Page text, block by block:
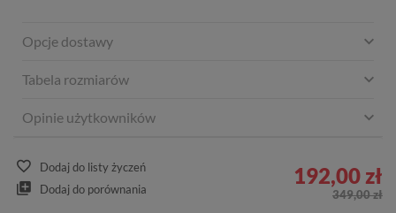
Opcje dostawy
Tabela rozmiarów
Opinie użytkowników
Dodaj do listy życzeń
Dodaj do porównania
192,00 zł
349,00 zł